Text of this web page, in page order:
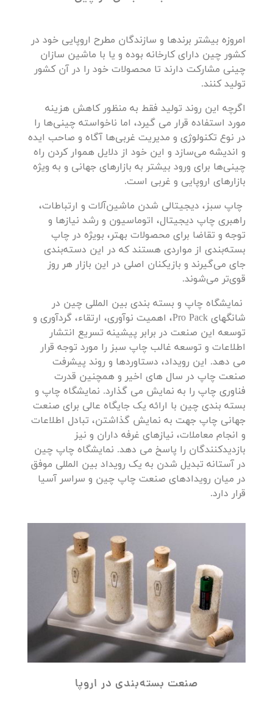
امروزه بیشتر برندها و سازندگان مطرح اروپایی خود در
کشور چین دارای کارخانه‌ بوده و یا با ماشین سازان
چینی مشارکت دارند تا محصولات خود را در آن کشور
تولید کنند.
اگرچه این روند تولید فقط به منظور کاهش هزینه
مورد استفاده قرار می گیرد، اما ناخواسته چینی‌ها را
در نوع تکنولوژی و مدیریت غربی‌ها آگاه و صاحب ایده
و اندیشه می‌سازد و این خود از دلایل هموار کردن راه
چینی‌ها برای ورود بیشتر به بازارهای جهانی و به ویژه
بازارهای اروپایی و غربی است.
چاپ سبز، دیجیتالی شدن ماشین‌آلات و ارتباطات،
راهبری چاپ دیجیتال، اتوماسیون و رشد نیازها و
توجه و تقاضا برای محصولات بهتر، بویژه در چاپ
بسته‌بندی از مواردی هستند که در این دسته‌بندی
جای می‌گیرند و بازیکنان اصلی در این بازار هر روز
قوی‌تر می‌شوند.
نمایشگاه چاپ و بسته بندی بین المللی چین در
شانگهای Pro Pack، اهمیت نوآوری، ارتقاء، گردآوری و
توسعه این صنعت در برابر پیشینه تسریع انتشار
اطلاعات و توسعه غالب چاپ سبز را مورد توجه قرار
می دهد. این رویداد، دستاوردها و روند پیشرفت
صنعت چاپ در سال های اخیر و همچنین قدرت
فناوری چاپ را به نمایش می گذارد. نمایشگاه چاپ و
بسته بندی چین با ارائه یک جایگاه عالی برای صنعت
جهانی چاپ جهت به نمایش گذاشتن، تبادل اطلاعات
و انجام معاملات، نیازهای غرفه داران و نیز
بازدیدکنندگان را پاسخ می دهد. نمایشگاه چاپ چین
در آستانه تبدیل شدن به یک رویداد بین المللی موفق
در میان رویدادهای صنعت چاپ چین و سراسر آسیا
قرار دارد.
صنعت بسته‌بندی در اروپا